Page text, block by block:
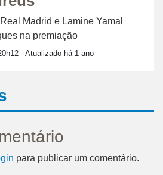
Madrid e Lamine Yamal
na premiação
- Atualizado há 1 ano
para publicar um comentário.